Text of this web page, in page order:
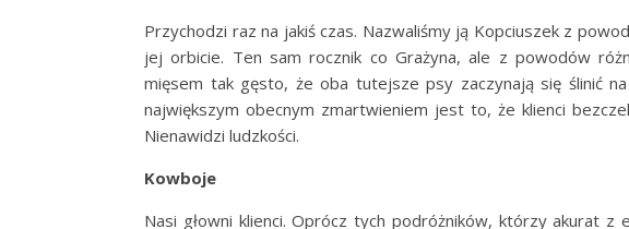
Przychodzi raz na jakiś czas. Nazwaliśmy ją Kopciuszek z
jej orbicie. Ten sam rocznik co Grażyna, ale z powodów
mięsem tak gęsto, że oba tutejsze psy zaczynają się ślinić
największym obecnym zmartwieniem jest to, że klienci
Nienawidzi ludzkości.
Kowboje
Nasi głowni klienci. Oprócz tych podróżników, którzy akurat